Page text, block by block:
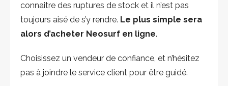
connaitre des ruptures de stock et il n’est pas
toujours aisé de s’y rendre. Le plus simple sera
alors d’acheter Neosurf en ligne.
Choisissez un vendeur de confiance, et n’hésitez
pas à joindre le service client pour être guidé.